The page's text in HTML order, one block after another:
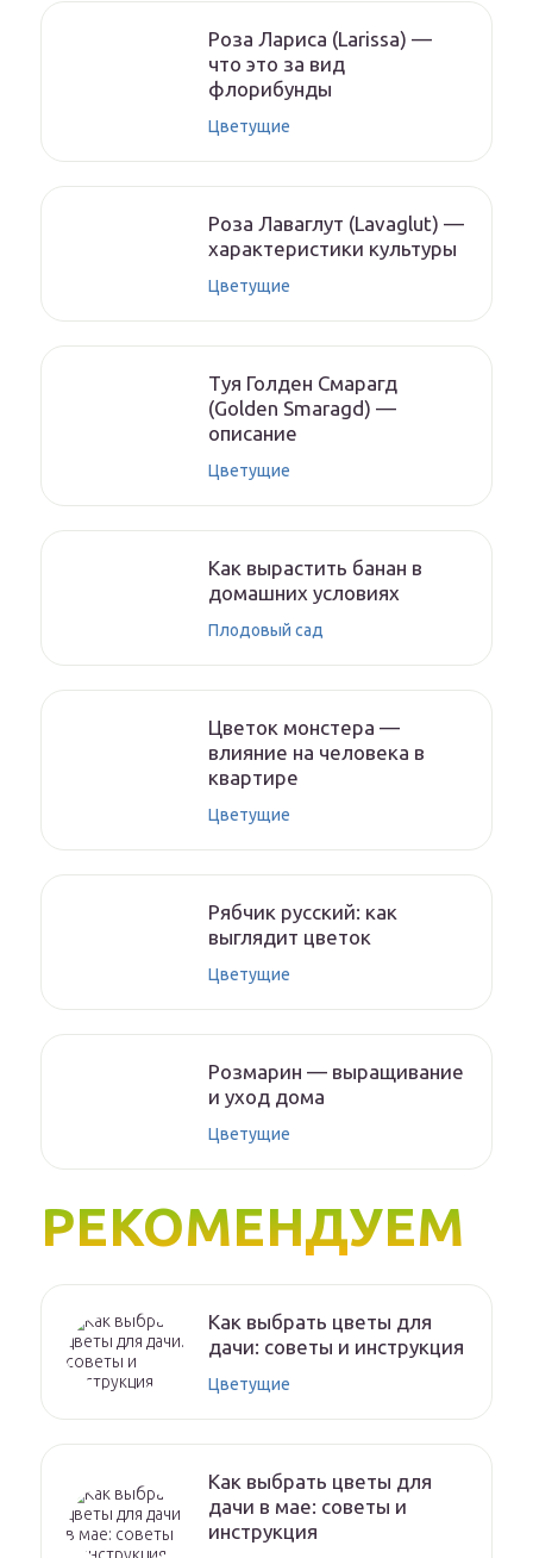
Роза Лариса (Larissa) —
что это за вид
флорибунды
Цветущие
Роза Лаваглут (Lavaglut) —
характеристики культуры
Цветущие
Туя Голден Смарагд
(Golden Smaragd) —
описание
Цветущие
Как вырастить банан в
домашних условиях
Плодовый сад
Цветок монстера —
влияние на человека в
квартире
Цветущие
Рябчик русский: как
выглядит цветок
Цветущие
Розмарин — выращивание
и уход дома
Цветущие
РЕКОМЕНДУЕМ
Как выбрать цветы для
дачи: советы и инструкция
Цветущие
Как выбрать цветы для
дачи в мае: советы и
инструкция